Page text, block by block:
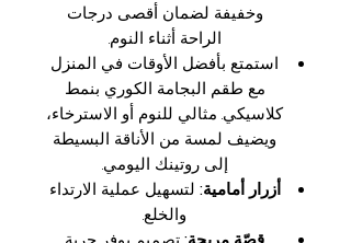
وخفيفة لضمان أقصى درجات
الراحة أثناء النوم.
استمتع بأفضل الأوقات في المنزل
مع طقم البجامة الكوري بنمط
كلاسيكي. مثالي للنوم أو الاسترخاء،
ويضيف لمسة من الأناقة البسيطة
إلى روتينك اليومي.
أزرار أمامية: لتسهيل عملية الارتداء
والخلع.